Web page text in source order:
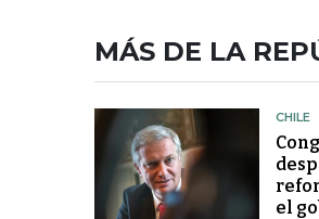
MÁS DE LA
CHILE
el